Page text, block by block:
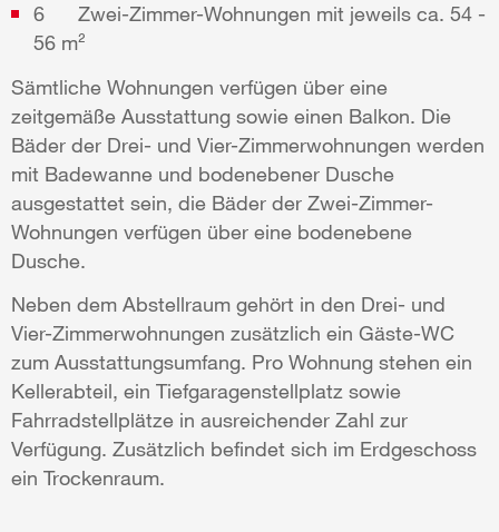
6 Zwei-Zimmer-Wohnungen mit jeweils ca. 54 -
56 m²
Sämtliche Wohnungen verfügen über eine
zeitgemäße Ausstattung sowie einen Balkon. Die
Bäder der Drei- und Vier-Zimmerwohnungen werden
mit Badewanne und bodenebener Dusche
ausgestattet sein, die Bäder der Zwei-Zimmer-
Wohnungen verfügen über eine bodenebene
Dusche.
Neben dem Abstellraum gehört in den Drei- und
Vier-Zimmerwohnungen zusätzlich ein Gäste-WC
zum Ausstattungsumfang. Pro Wohnung stehen ein
Kellerabteil, ein Tiefgaragenstellplatz sowie
Fahrradstellplätze in ausreichender Zahl zur
Verfügung. Zusätzlich befindet sich im Erdgeschoss
ein Trockenraum.